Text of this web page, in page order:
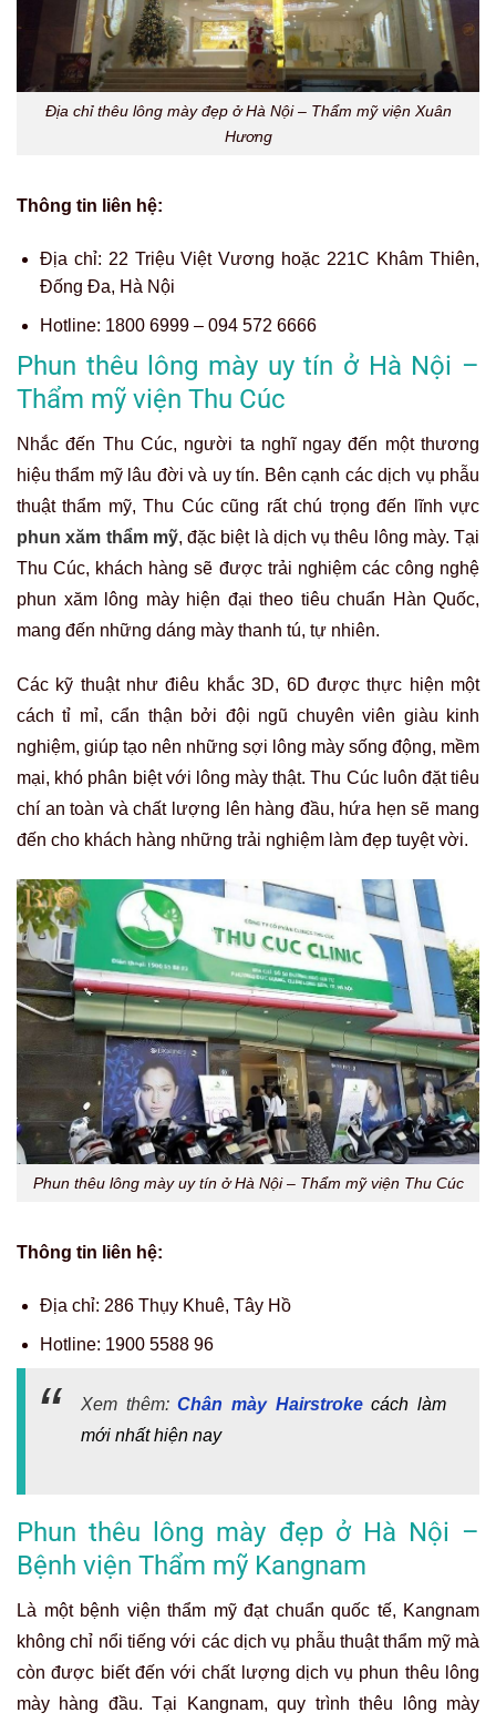
Địa chỉ thêu lông mày đẹp ở Hà Nội – Thẩm mỹ viện Xuân
Hương
Thông tin liên hệ:
Địa chỉ: 22 Triệu Việt Vương hoặc 221C Khâm Thiên,
Đống Đa, Hà Nội
Hotline: 1800 6999 – 094 572 6666
Phun thêu lông mày uy tín ở Hà Nội –
Thẩm mỹ viện Thu Cúc
Nhắc đến Thu Cúc, người ta nghĩ ngay đến một thương
hiệu thẩm mỹ lâu đời và uy tín. Bên cạnh các dịch vụ phẫu
thuật thẩm mỹ, Thu Cúc cũng rất chú trọng đến lĩnh vực
phun xăm thẩm mỹ, đặc biệt là dịch vụ thêu lông mày. Tại
Thu Cúc, khách hàng sẽ được trải nghiệm các công nghệ
phun xăm lông mày hiện đại theo tiêu chuẩn Hàn Quốc,
mang đến những dáng mày thanh tú, tự nhiên.
Các kỹ thuật như điêu khắc 3D, 6D được thực hiện một
cách tỉ mỉ, cẩn thận bởi đội ngũ chuyên viên giàu kinh
nghiệm, giúp tạo nên những sợi lông mày sống động, mềm
mại, khó phân biệt với lông mày thật. Thu Cúc luôn đặt tiêu
chí an toàn và chất lượng lên hàng đầu, hứa hẹn sẽ mang
đến cho khách hàng những trải nghiệm làm đẹp tuyệt vời.
Phun thêu lông mày uy tín ở Hà Nội – Thẩm mỹ viện Thu Cúc
Thông tin liên hệ:
Địa chỉ: 286 Thụy Khuê, Tây Hồ
Hotline: 1900 5588 96
Xem thêm: Chân mày Hairstroke cách làm
mới nhất hiện nay
Phun thêu lông mày đẹp ở Hà Nội –
Bệnh viện Thẩm mỹ Kangnam
Là một bệnh viện thẩm mỹ đạt chuẩn quốc tế, Kangnam
không chỉ nổi tiếng với các dịch vụ phẫu thuật thẩm mỹ mà
còn được biết đến với chất lượng dịch vụ phun thêu lông
mày hàng đầu. Tại Kangnam, quy trình thêu lông mày